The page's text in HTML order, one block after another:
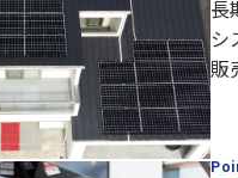
長
シ
販